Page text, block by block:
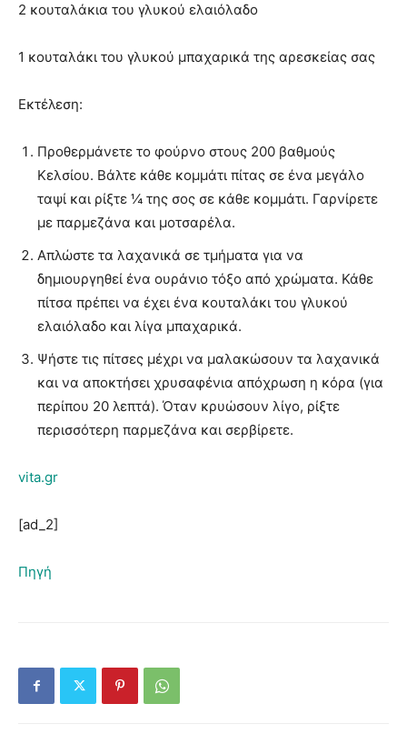
2 κουταλάκια του γλυκού ελαιόλαδο
1 κουταλάκι του γλυκού μπαχαρικά της αρεσκείας σας
Εκτέλεση:
Προθερμάνετε το φούρνο στους 200 βαθμούς
Κελσίου. Βάλτε κάθε κομμάτι πίτας σε ένα μεγάλο
ταψί και ρίξτε ¼ της σος σε κάθε κομμάτι. Γαρνίρετε
με παρμεζάνα και μοτσαρέλα.
Απλώστε τα λαχανικά σε τμήματα για να
δημιουργηθεί ένα ουράνιο τόξο από χρώματα. Κάθε
πίτσα πρέπει να έχει ένα κουταλάκι του γλυκού
ελαιόλαδο και λίγα μπαχαρικά.
Ψήστε τις πίτσες μέχρι να μαλακώσουν τα λαχανικά
και να αποκτήσει χρυσαφένια απόχρωση η κόρα (για
περίπου 20 λεπτά). Όταν κρυώσουν λίγο, ρίξτε
περισσότερη παρμεζάνα και σερβίρετε.
vita.gr
[ad_2]
Πηγή